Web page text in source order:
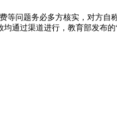
问题务必多方核实，对方自
通过渠道进行，教育部发布的